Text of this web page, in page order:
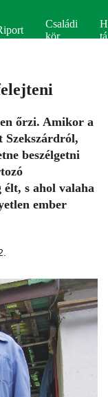
Családi
kör
őrzi. Amikor a
Szekszárdról,
beszélgetni
s ahol valaha
ember